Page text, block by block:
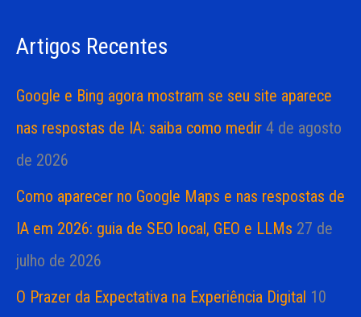
a
r
o
sArtigos Recentes
Google e Bing agora mostram se seu site aparece
nas respostas de IA: saiba como medir 4 de agosto
de 2026
Como aparecer no Google Maps e nas respostas de
IA em 2026: guia de SEO local, GEO e LLMs 27 de
julho de 2026
O Prazer da Expectativa na Experiência Digital 10